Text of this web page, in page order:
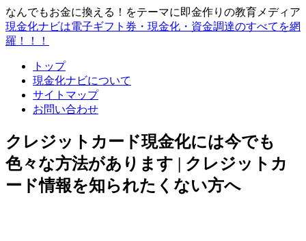
なんでもお金に換える！をテーマに即金作りの教育メディア
現金化ナビは電子ギフト券・現金化・資金調達のすべてを網
羅！！！
トップ
現金化ナビについて
サイトマップ
お問い合わせ
クレジットカード現金化には今でも
色々な方法があります | クレジットカ
ード情報を知られたくない方へ